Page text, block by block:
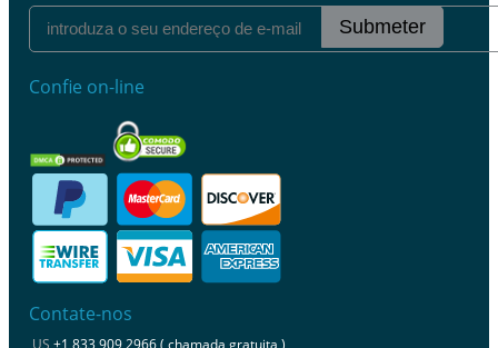
Submeter
Confie on-line
Contate-nos
US +1 833 909 2966 ( chamada gratuita )